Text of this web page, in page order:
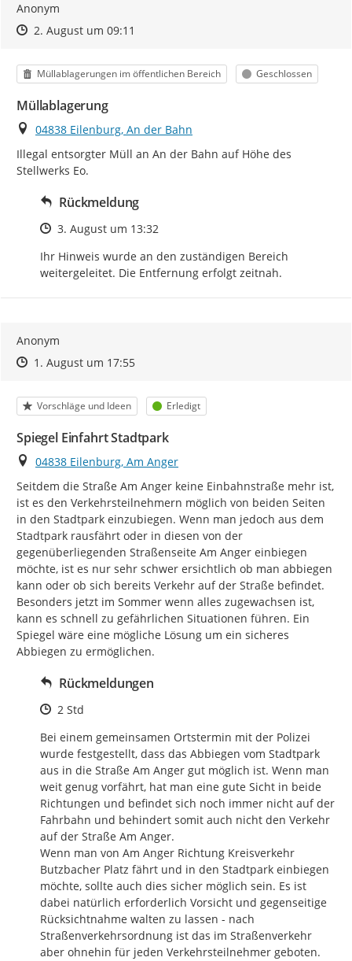
Anonym
Zeitpunkt des Erstellens
Zeitpunkt des Erstellens
2. August um 09:11
Kategorie
Müllablagerungen im öffentlichen Bereich Status
Geschlossen
Müllablagerung
Ort
04838 Eilenburg, An der Bahn
Illegal entsorgter Müll an An der Bahn auf Höhe des
Stellwerks Eo.
Rückmeldung
Zeitpunkt des Erstellens
3. August um 13:32
Ihr Hinweis wurde an den zuständigen Bereich
weitergeleitet. Die Entfernung erfolgt zeitnah.
Anonym
Zeitpunkt des Erstellens
Zeitpunkt des Erstellens
1. August um 17:55Zur Äußerung
Kategorie
Vorschläge und Ideen Status
Erledigt
Spiegel Einfahrt Stadtpark
Ort
04838 Eilenburg, Am Anger
Seitdem die Straße Am Anger keine Einbahnstraße mehr ist,
ist es den Verkehrsteilnehmern möglich von beiden Seiten
in den Stadtpark einzubiegen. Wenn man jedoch aus dem
Stadtpark rausfährt oder in diesen von der
gegenüberliegenden Straßenseite Am Anger einbiegen
möchte, ist es nur sehr schwer ersichtlich ob man abbiegen
kann oder ob sich bereits Verkehr auf der Straße befindet.
Besonders jetzt im Sommer wenn alles zugewachsen ist,
kann es schnell zu gefährlichen Situationen führen. Ein
Spiegel wäre eine mögliche Lösung um ein sicheres
Abbiegen zu ermöglichen.
Rückmeldungen
Zeitpunkt des Erstellens
2 Std
Bei einem gemeinsamen Ortstermin mit der Polizei
wurde festgestellt, dass das Abbiegen vom Stadtpark
aus in die Straße Am Anger gut möglich ist. Wenn man
weit genug vorfährt, hat man eine gute Sicht in beide
Richtungen und befindet sich noch immer nicht auf der
Fahrbahn und behindert somit auch nicht den Verkehr
auf der Straße Am Anger.
Wenn man von Am Anger Richtung Kreisverkehr
Butzbacher Platz fährt und in den Stadtpark einbiegen
möchte, sollte auch dies sicher möglich sein. Es ist
dabei natürlich erforderlich Vorsicht und gegenseitige
Rücksichtnahme walten zu lassen - nach
Straßenverkehrsordnung ist das im Straßenverkehr
aber ohnehin für jeden Verkehrsteilnehmer geboten.